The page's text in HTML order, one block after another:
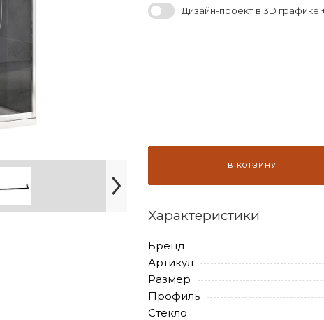
Дизайн-проект в 3D графике
В КОРЗИНУ
Характеристики
Бренд
Артикул
Размер
Профиль
Стекло